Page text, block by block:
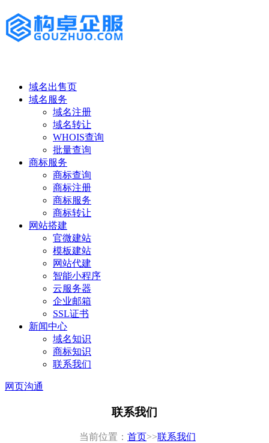
域名出售页
域名服务
域名注册
域名转让
WHOIS查询
批量查询
商标服务
商标查询
商标注册
商标服务
商标转让
网站搭建
官微建站
模板建站
网站代建
智能小程序
云服务器
企业邮箱
SSL证书
新闻中心
域名知识
商标知识
联系我们
网页沟通
联系我们
当前位置： 首页>>联系我们